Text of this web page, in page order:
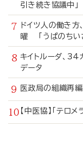
引き続き協議中」
ドイツ人の働き
曜 「うぱのちい
キイトルーダ、
データ
医政局の組織再
【中医協】「テロ